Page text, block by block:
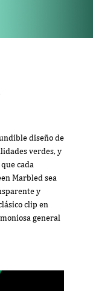
diseño de
verdes, y
cada
Marbled sea
y
clip en
general